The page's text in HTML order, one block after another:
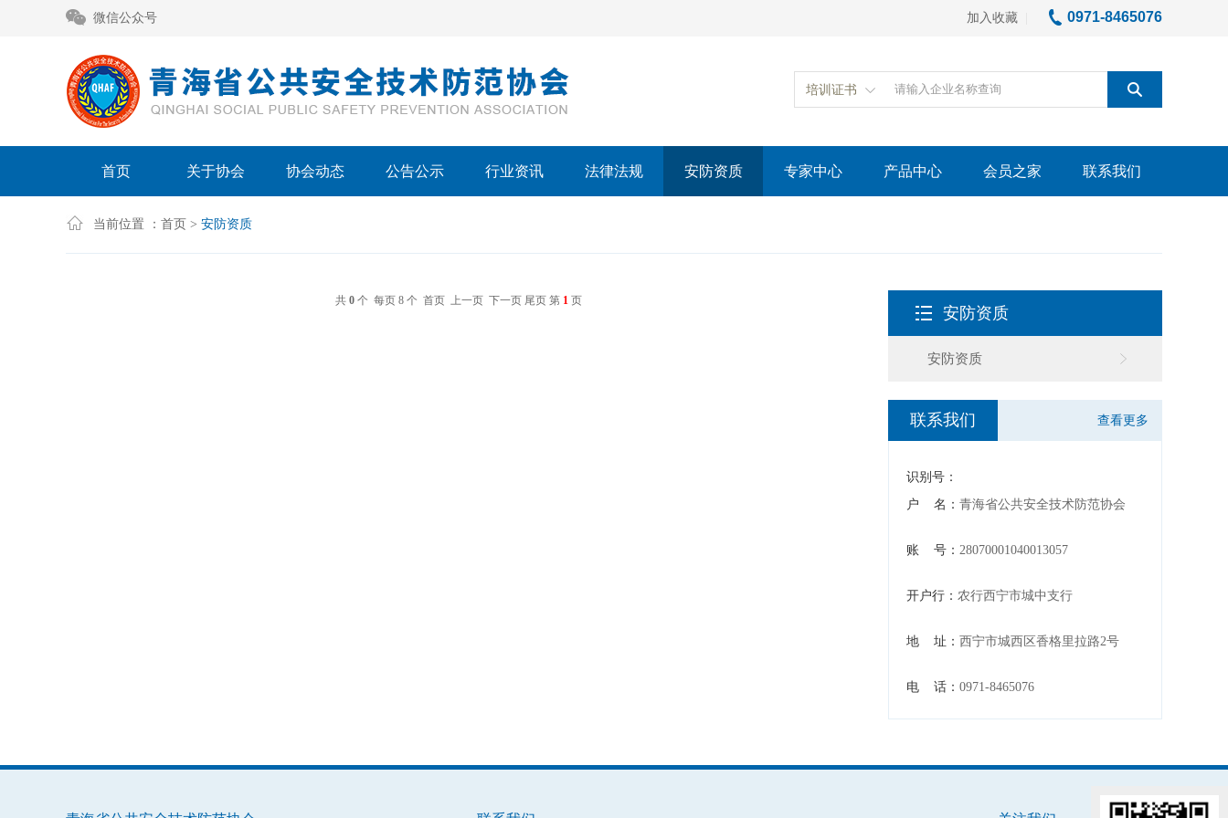
微信公众号 加入收藏 0971-8465076
培训证书
首页 关于协会 协会动态 公告公示 行业资讯 法律法规 安防资质 专家中心 产品中心 会员之家 联系我们
当前位置 ： 首页 > 安防资质
共 0 个 每页 8 个 首页 上一页 下一页 尾页 第 1 页
安防资质
安防资质
联系我们 查看更多
识别号：
户 名： 青海省公共安全技术防范协会
账 号： 28070001040013057
开户行： 农行西宁市城中支行
地 址： 西宁市城西区香格里拉路2号
电 话： 0971-8465076